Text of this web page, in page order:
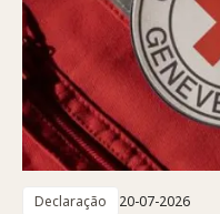
Declaração 20-07-2026